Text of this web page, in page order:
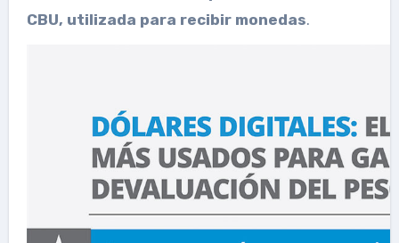
CBU, utilizada para recibir monedas.